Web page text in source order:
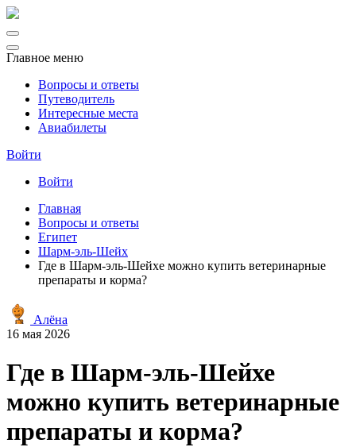
Главное меню
Вопросы и ответы
Путеводитель
Интересные места
Авиабилеты
Войти
Войти
Главная
Вопросы и ответы
Египет
Шарм-эль-Шейх
Где в Шарм-эль-Шейхе можно купить ветеринарные
препараты и корма?
Алёна
16 мая 2026
Где в Шарм-эль-Шейхе
можно купить ветеринарные
препараты и корма?